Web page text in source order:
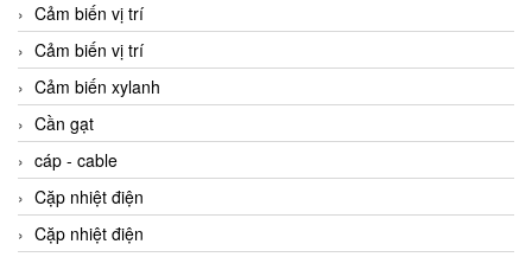
Cảm biến vị trí
Cảm biến vị trí
Cảm biến xylanh
Cần gạt
cáp - cable
Cặp nhiệt điện
Cặp nhiệt điện